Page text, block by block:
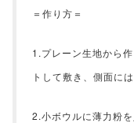
＝作り方＝
1.プレーン生地から
トして敷き、側面に
2.小ボウルに薄力粉